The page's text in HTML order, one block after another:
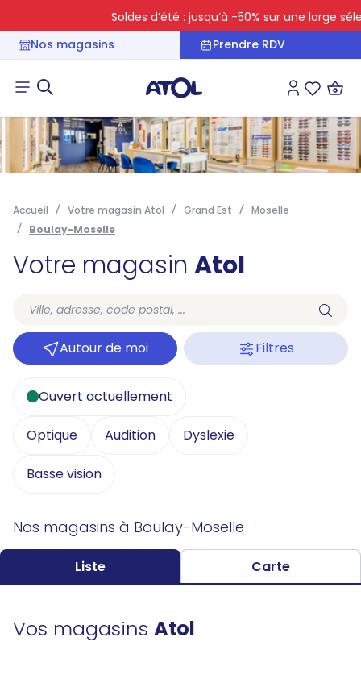
Soldes d’été : jusqu’à -50% sur une large
Nos magasins
Prendre RDV
Connexion
Accueil Votre magasin Atol Grand Est
Moselle
Boulay-Moselle
Votre magasin Atol
Autour de moi Filtres
Ouvert actuellement
Optique Audition Dyslexie
Basse vision
Nos magasins à Boulay-Moselle
Liste Carte
Vos magasins Atol